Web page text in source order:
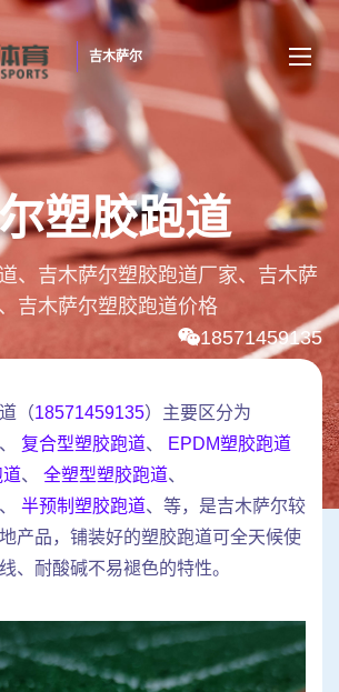
吉木萨尔
塑胶跑道
、吉木萨尔塑胶跑道厂家、吉木萨
吉木萨尔塑胶跑道价格
18571459135
（18571459135）主要区分为
、 复合型塑胶跑道、
EPDM塑胶跑道
道、 全塑型塑胶跑道、
、 半预制塑胶跑道、等，是吉木萨尔较
产品，铺装好的塑胶跑道可全天候使
、耐酸碱不易褪色的特性。